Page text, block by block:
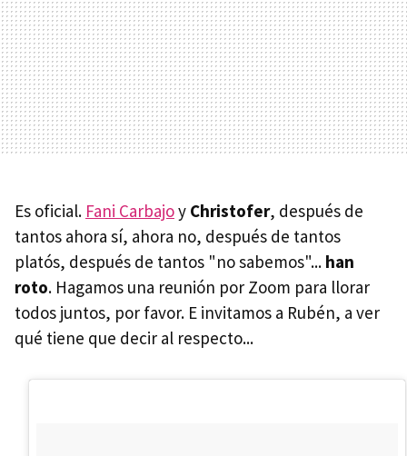
Es oficial. Fani Carbajoy Christofer, después de
tantos ahora sí, ahora no, después de tantos
platós, después de tantos "no sabemos"... han
roto. Hagamos una reunión por Zoom para llorar
todos juntos, por favor. E invitamos a Rubén, a ver
qué tiene que decir al respecto...